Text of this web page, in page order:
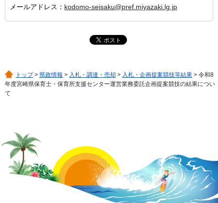
メールアドレス： kodomo-seisaku@pref.miyazaki.lg.jp
トップ> 県政情報 > 入札・調達・売却 > 入札・企画提案競技等結果 > 令和8
年度宮崎県保育士・保育所支援センター運営業務委託企画提案競技の結果につい
て